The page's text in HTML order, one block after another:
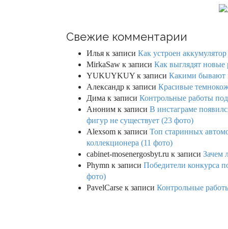
Свежие комментарии
Илья к записи Как устроен
MirkaSaw к записи Как выглядят новые
YUKUYKUY к записи Какими бывают
Александр к записи Красивые
Дима к записи Контрольные работы
Аноним к записи В инстаграме
фигур не существует (23 фото)
Alexsom к записи Топ старинных
коллекционера (11 фото)
cabinet-mosenergosbyt.ru к записи Зачем
Phymn к записи Победители конкурса
фото)
PavelCarse к записи Контрольные